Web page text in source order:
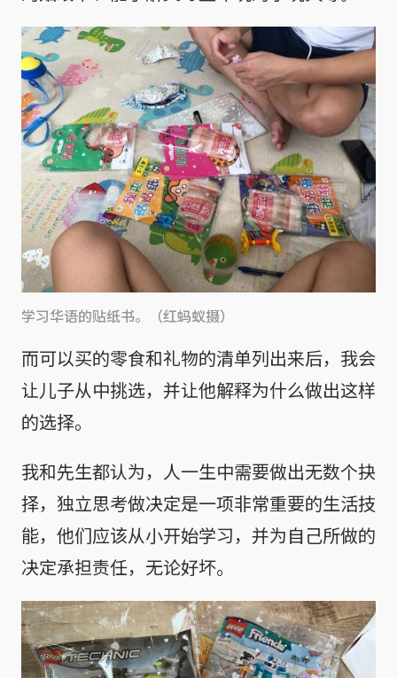
学习华语的贴纸书。（红蚂蚁摄）
而可以买的零食和礼物的清单列出来后，我会
让儿子从中挑选，并让他解释为什么做出这样
的选择。
我和先生都认为，人一生中需要做出无数个抉
择，独立思考做决定是一项非常重要的生活技
能，他们应该从小开始学习，并为自己所做的
决定承担责任，无论好坏。